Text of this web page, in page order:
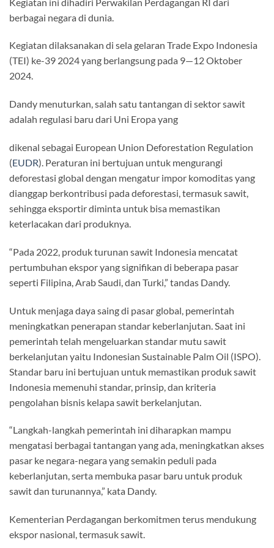
berbagai negara di dunia.
Kegiatan dilaksanakan di sela gelaran Trade Expo Indonesia
(TEI) ke-39 2024 yang berlangsung pada 9—12 Oktober
2024.
Dandy menuturkan, salah satu tantangan di sektor sawit
adalah regulasi baru dari Uni Eropa yang
dikenal sebagai European Union Deforestation Regulation
(EUDR). Peraturan ini bertujuan untuk mengurangi
deforestasi global dengan mengatur impor komoditas yang
dianggap berkontribusi pada deforestasi, termasuk sawit,
sehingga eksportir diminta untuk bisa memastikan
keterlacakan dari produknya.
“Pada 2022, produk turunan sawit Indonesia mencatat
pertumbuhan ekspor yang signifikan di beberapa pasar
seperti Filipina, Arab Saudi, dan Turki,” tandas Dandy.
Untuk menjaga daya saing di pasar global, pemerintah
meningkatkan penerapan standar keberlanjutan. Saat ini
pemerintah telah mengeluarkan standar mutu sawit
berkelanjutan yaitu Indonesian Sustainable Palm Oil (ISPO).
Standar baru ini bertujuan untuk memastikan produk sawit
Indonesia memenuhi standar, prinsip, dan kriteria
pengolahan bisnis kelapa sawit berkelanjutan.
“Langkah-langkah pemerintah ini diharapkan mampu
mengatasi berbagai tantangan yang ada, meningkatkan akses
pasar ke negara-negara yang semakin peduli pada
keberlanjutan, serta membuka pasar baru untuk produk
sawit dan turunannya,” kata Dandy.
Kementerian Perdagangan berkomitmen terus mendukung
ekspor nasional, termasuk sawit.